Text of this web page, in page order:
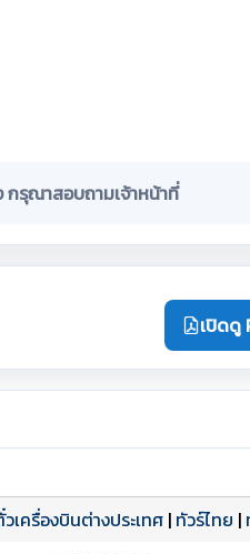
กรุณาสอบถามเจ้าหน้าที่
เปิดดู
เครื่องบินต่างประเทศ | ทัวร์ไทย |